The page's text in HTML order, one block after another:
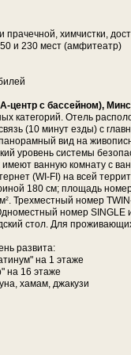
прачечной, химчистки,
и 230 мест (амфитеатр)
центр с бассейном),
категорий. Отель
(10 минут езды) с
вид на
уровень системы
ванную комнату с
(WI-FI) на всей
180 см; площадь
2. Трехместный номер
номер SINGLE
стол. Для
развита:
на 1 этаже
на 16 этаже
хамам, джакузи